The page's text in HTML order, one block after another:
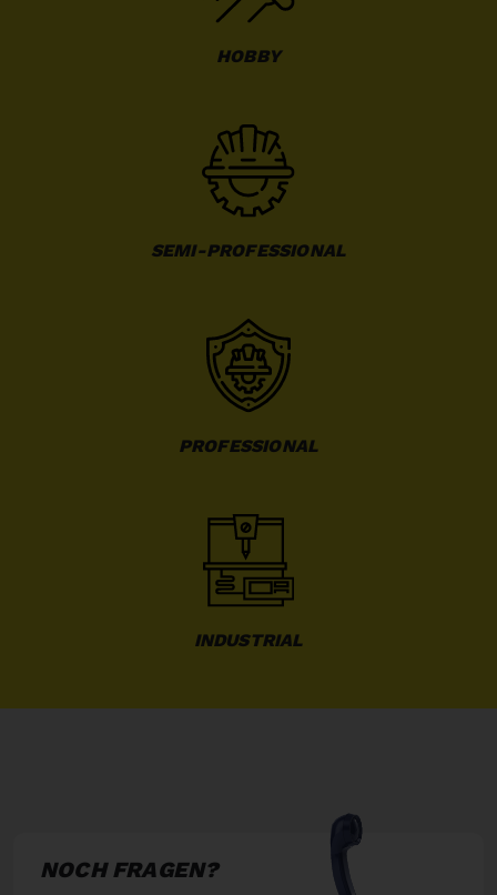
HOBBY
SEMI-PROFESSIONAL
PROFESSIONAL
INDUSTRIAL
NOCH FRAGEN?